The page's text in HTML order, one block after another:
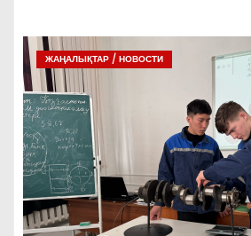
ЖАҢАЛЫҚТАР / НОВОСТИ